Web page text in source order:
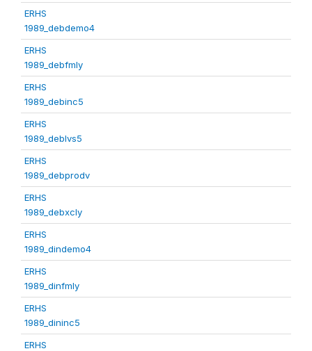
ERHS
1989_debdemo4
ERHS
1989_debfmly
ERHS
1989_debinc5
ERHS
1989_deblvs5
ERHS
1989_debprodv
ERHS
1989_debxcly
ERHS
1989_dindemo4
ERHS
1989_dinfmly
ERHS
1989_dininc5
ERHS